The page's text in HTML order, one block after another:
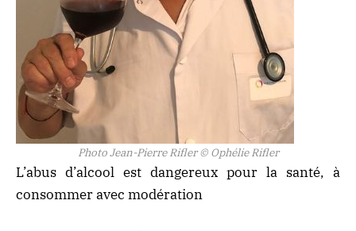
Photo Jean-Pierre Rifler © Ophélie Rifler
L’abus d’alcool est dangereux pour la santé, à
consommer avec modération